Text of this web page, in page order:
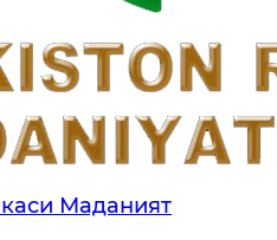
Маданият